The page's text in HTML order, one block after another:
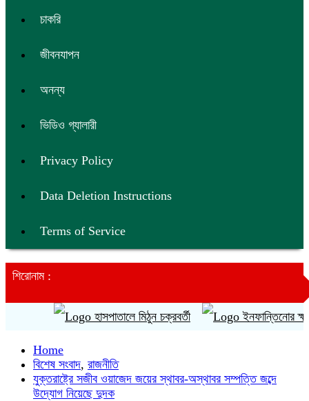
চাকরি
জীবনযাপন
অনন্য
ভিডিও গ্যালারী
Privacy Policy
Data Deletion Instructions
Terms of Service
শিরোনাম :
হাসপাতালে মিঠুন চক্রবর্তী ইনফান্তিনোর
Home
বিশেষ সংবাদ, রাজনীতি
যুক্তরাষ্ট্রে সজীব ওয়াজেদ জয়ের স্থাবর-অস্থাবর সম্পত্তি জব্দে
উদ্যোগ নিয়েছে দুদক